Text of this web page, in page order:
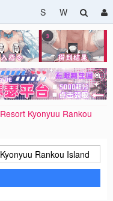
S W
Kyonyuu Rankou